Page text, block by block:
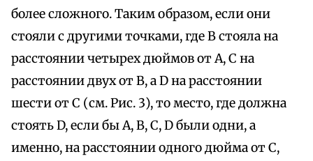
более сложного. Таким образом, если они
стояли с другими точками, где B стояла на
расстоянии четырех дюймов от A, C на
расстоянии двух от B, а D на расстоянии
шести от C (см. Рис. 3), то место, где должна
стоять D, если бы A, B, C, D были одни, а
именно, на расстоянии одного дюйма от C,